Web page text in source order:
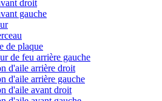
droit
gauche
de plaque
de feu arrière gauche
d'aile arrière droit
d'aile arrière gauche
d'aile avant droit